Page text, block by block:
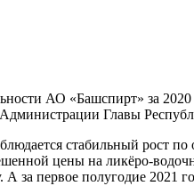
АО «Башспирт» за
Главы
стабильный рост
цены на ликёро-
за первое полугодие 2021